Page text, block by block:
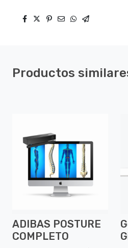
Productos
ADIBAS POSTURE
COMPLETO